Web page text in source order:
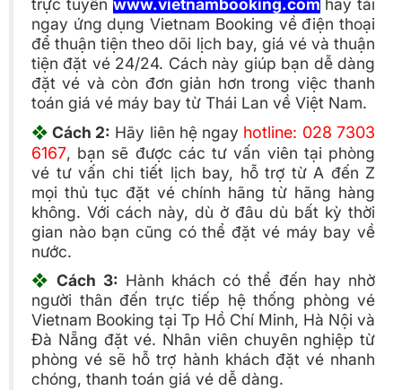
trực tuyến www.vietnambooking.com hay tải
ngay ứng dụng Vietnam Booking về điện thoại
để thuận tiện theo dõi lịch bay, giá vé và thuận
tiện đặt vé 24/24. Cách này giúp bạn dễ dàng
đặt vé và còn đơn giản hơn trong việc thanh
toán giá vé máy bay từ Thái Lan về Việt Nam.
❖ Cách 2: Hãy liên hệ ngay hotline: 028 7303
6167, bạn sẽ được các tư vấn viên tại phòng
vé tư vấn chi tiết lịch bay, hỗ trợ từ A đến Z
mọi thủ tục đặt vé chính hãng từ hãng hàng
không. Với cách này, dù ở đâu dù bất kỳ thời
gian nào bạn cũng có thể đặt vé máy bay về
nước.
❖Cách 3: Hành khách có thể đến hay nhờ
người thân đến trực tiếp hệ thống phòng vé
Vietnam Booking tại Tp Hồ Chí Minh, Hà Nội và
Đà Nẵng đặt vé. Nhân viên chuyên nghiệp từ
phòng vé sẽ hỗ trợ hành khách đặt vé nhanh
chóng, thanh toán giá vé dễ dàng.